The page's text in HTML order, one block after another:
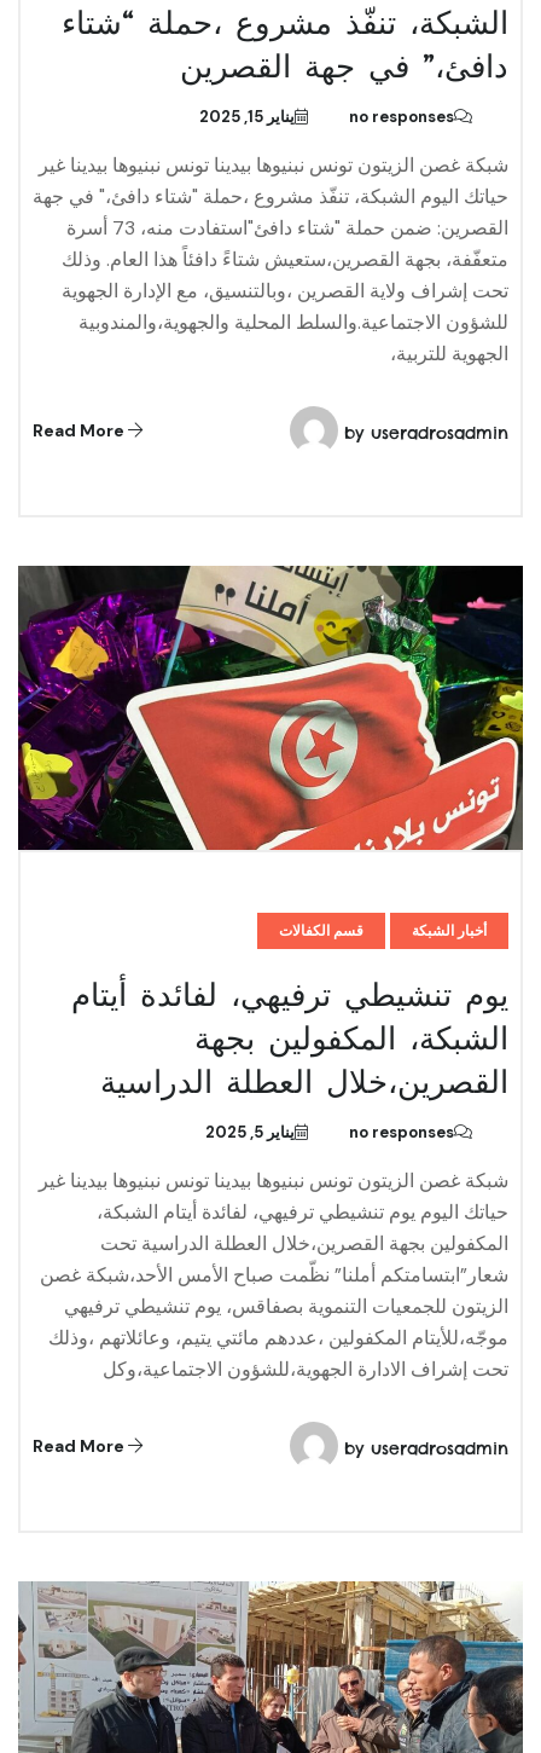
الشبكة، تنفّذ مشروع ،حملة “شتاء
دافئ،” في جهة القصرين
no responses يناير 15, 2025
شبكة غصن الزيتون تونس نبنیوھا بیدینا تونس نبنیوھا بیدینا غير
حياتك اليوم الشبكة، تنفّذ مشروع ،حملة "شتاء دافئ،" في جهة
القصرين: ضمن حملة "شتاء دافئ"استفادت منه، 73 أسرة
متعفّفة، بجهة القصرين،ستعيش شتاءً دافئاً هذا العام. وذلك
تحت إشراف ولاية القصرين ،وبالتنسيق، مع الإدارة الجهوية
للشؤون الاجتماعية.والسلط المحلية والجهوية،والمندوبية
الجهوية للتربية،
byuseradrosadmin
Read More
أخبار الشبكة قسم الكفالات
يوم تنشيطي ترفيهي، لفائدة أيتام
الشبكة، المكفولين بجهة
القصرين،خلال العطلة الدراسية
no responses يناير 5, 2025
شبكة غصن الزيتون تونس نبنیوھا بیدینا تونس نبنیوھا بیدینا غير
حياتك اليوم يوم تنشيطي ترفيهي، لفائدة أيتام الشبكة،
المكفولين بجهة القصرين،خلال العطلة الدراسية تحت
شعار”ابتسامتكم أملنا” نظّمت صباح الأمس الأحد،شبكة غصن
الزيتون للجمعيات التنموية بصفاقس، يوم تنشيطي ترفيهي
موجّه،للأيتام المكفولين ،عددهم مائتي يتيم، وعائلاتهم ،وذلك
تحت إشراف الادارة الجهوية،للشؤون الاجتماعية،وكل
byuseradrosadmin
Read More